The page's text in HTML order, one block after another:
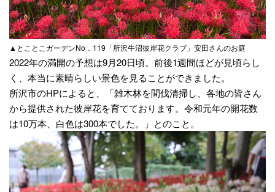
▲とことこガーデンNo．119「所沢牛沼彼岸花クラブ」安田さんのお庭
2022年の満開の予想は9月20日頃。前後1週間ほどが見頃らし
く、本当に素晴らしい景色を見ることができました。
所沢市のHPによると、「雑木林を間伐清掃し、各地の皆さん
から提供された彼岸花を育てております。令和元年の開花数
は10万本、白色は300本でした。」とのこと。